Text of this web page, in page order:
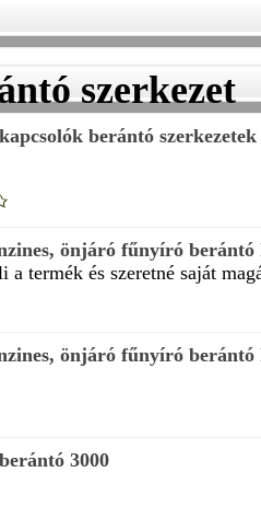
szerkezet
berántó szerkezetek
önjáró fűnyíró
a termék és szeretné saját
önjáró fűnyíró
3000